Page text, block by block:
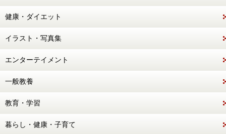
健康・ダイエット
イラスト・写真集
エンターテイメント
一般教養
教育・学習
暮らし・健康・子育て